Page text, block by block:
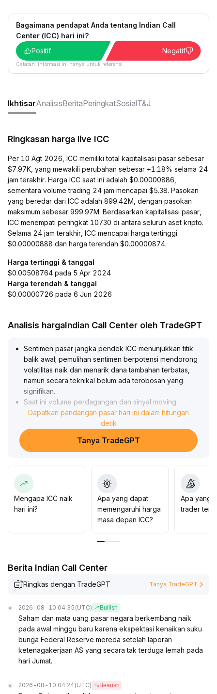
Bagaimana pendapat Anda tentang Indian Call
Center (ICC) hari ini?
Positif
Negatif
Catatan: Informasi ini hanya untuk referensi.
IkhtisarAnalisisBeritaPeringkatSosialT&J
Ringkasan harga live ICC
Per 10 Agt 2026, ICC memiliki total kapitalisasi pasar sebesar
$7.97K, yang mewakili perubahan sebesar +1.18% selama 24
jam terakhir. Harga ICC saat ini adalah $0.00000886,
sementara volume trading 24 jam mencapai $5.38. Pasokan
yang beredar dari ICC adalah 899.42M, dengan pasokan
maksimum sebesar 999.97M. Berdasarkan kapitalisasi pasar,
ICC menempati peringkat 10730 di antara seluruh aset kripto.
Selama 24 jam terakhir, ICC mencapai harga tertinggi
$0.00000888 dan harga terendah $0.00000874.
Harga tertinggi & tanggal
$0.00508764 pada 5 Apr 2024
Harga terendah & tanggal
$0.00000726 pada 6 Jun 2026
Analisis hargaIndian Call Center oleh TradeGPT
Sentimen pasar jangka pendek ICC menunjukkan titik
balik awal; pemulihan sentimen berpotensi mendorong
volatilitas naik dan menarik dana tambahan terbatas,
namun secara teknikal belum ada terobosan yang
signifikan.
Saat ini volume perdagangan dan sinyal moving
average belum cukup kuat untuk mengonfirmasi
Fundamental jangka menengah-panjang masih kurang
perbaikan nyata, belum ada perkembangan proyek
Disarankan mengutamakan manajemen risiko, pantau
ketat level tekanan kunci dan data transaksi, hindari
posisi besar sebelum ada sinyal teknikal dan
fundamental yang jelas; strategi sebaiknya tetap
konservatif dan proporsional rendah.
Dapatkan pandangan pasar hari ini dalam hitungan
detik
Tanya TradeGPT
Mengapa ICC naik
hari ini?
Apa yang dapat
memengaruhi harga
masa depan ICC?
Apa yang
trader
Berita Indian Call Center
Ringkas dengan TradeGPT Tanya TradeGPT
2026-08-10 04:35 (UTC) Bullish
Saham dan mata uang pasar negara berkembang naik
pada awal minggu baru karena ekspektasi kenaikan suku
bunga Federal Reserve mereda setelah laporan
ketenagakerjaan AS yang secara tak terduga lemah pada
hari Jumat.
2026-08-10 04:24 (UTC) Bearish